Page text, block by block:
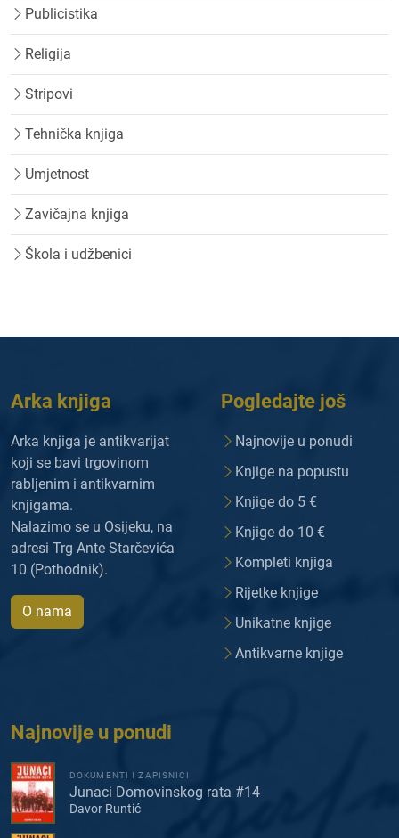
Publicistika
Religija
Stripovi
Tehnička knjiga
Umjetnost
Zavičajna knjiga
Škola i udžbenici
Arka knjiga
Arka knjiga je antikvarijat
koji se bavi trgovinom
rabljenim i antikvarnim
knjigama.
Nalazimo se u Osijeku, na
adresi Trg Ante Starčevića
10 (Pothodnik).
O nama
Pogledajte još
Najnovije u ponudi
Knjige na popustu
Knjige do 5 €
Knjige do 10 €
Kompleti knjiga
Rijetke knjige
Unikatne knjige
Antikvarne knjige
Najnovije u ponudi
DOKUMENTI I ZAPISNICI
Junaci Domovinskog rata #14
Davor Runtić